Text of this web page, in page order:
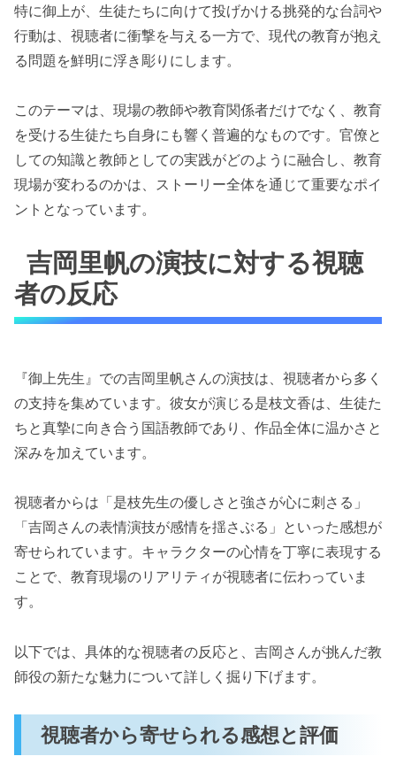
特に御上が、生徒たちに向けて投げかける挑発的な台詞や
行動は、視聴者に衝撃を与える一方で、現代の教育が抱え
る問題を鮮明に浮き彫りにします。
このテーマは、現場の教師や教育関係者だけでなく、教育
を受ける生徒たち自身にも響く普遍的なものです。官僚と
しての知識と教師としての実践がどのように融合し、教育
現場が変わるのかは、ストーリー全体を通じて重要なポイ
ントとなっています。
吉岡里帆の演技に対する視聴
者の反応
『御上先生』での吉岡里帆さんの演技は、視聴者から多く
の支持を集めています。彼女が演じる是枝文香は、生徒た
ちと真摯に向き合う国語教師であり、作品全体に温かさと
深みを加えています。
視聴者からは「是枝先生の優しさと強さが心に刺さる」
「吉岡さんの表情演技が感情を揺さぶる」といった感想が
寄せられています。キャラクターの心情を丁寧に表現する
ことで、教育現場のリアリティが視聴者に伝わっていま
す。
以下では、具体的な視聴者の反応と、吉岡さんが挑んだ教
師役の新たな魅力について詳しく掘り下げます。
視聴者から寄せられる感想と評価